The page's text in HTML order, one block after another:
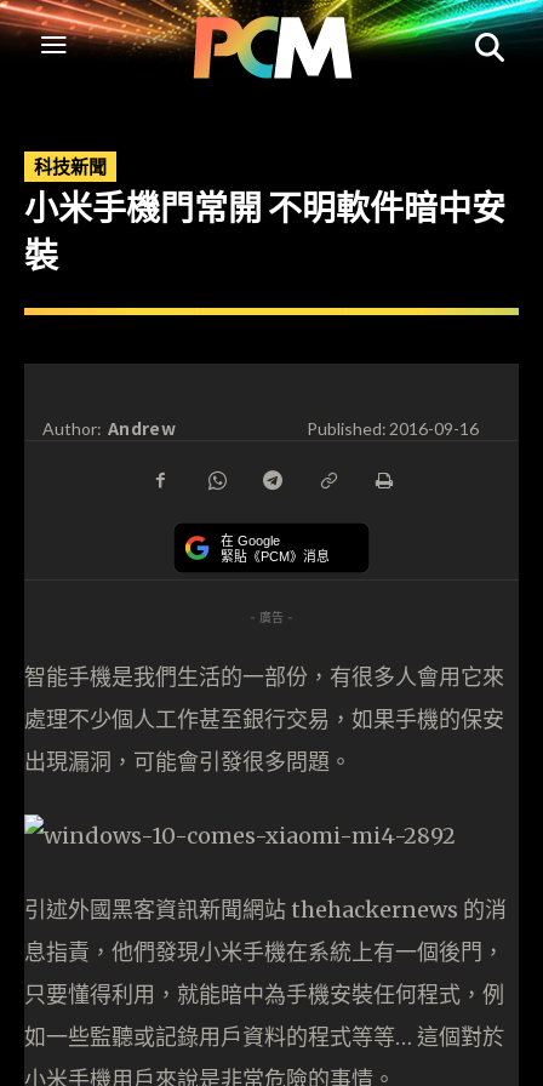
科技新聞
小米手機門常開 不明軟件暗中安
裝
Author: Andrew Published:2016-09-16
在 Google
緊貼《PCM》消息
- 廣告 -
智能手機是我們生活的一部份，有很多人會用它來
處理不少個人工作甚至銀行交易，如果手機的保安
出現漏洞，可能會引發很多問題。
引述外國黑客資訊新聞網站 thehackernews 的消
息指責，他們發現小米手機在系統上有一個後門，
只要懂得利用，就能暗中為手機安裝任何程式，例
如一些監聽或記錄用戶資料的程式等等… 這個對於
小米手機用戶來說是非常危險的事情。